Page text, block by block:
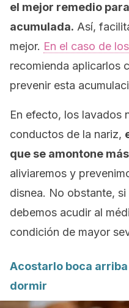
el mejor remedio
acumulada. Así,
mejor. En el caso de
recomienda aplicarlos
prevenir esta
En efecto, los lavados
conductos de la nariz,
que se amontone
aliviaremos y
disnea. No obstante,
debemos acudir al
condición de mayor
Acostarlo boca
dormir